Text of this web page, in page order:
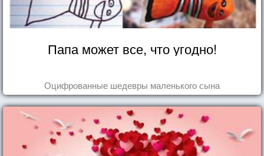
Папа может все, что угодно!
Оцифрованные шедевры маленького сына